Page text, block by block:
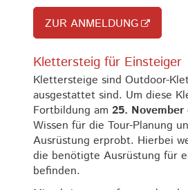
ZUR ANMELDUNG
Klettersteig für Einsteiger
Klettersteige sind Outdoor-
ausgestattet sind. Um diese
Fortbildung am 25. November
Wissen für die Tour-Planung
Ausrüstung erprobt. Hierbei
die benötigte Ausrüstung für
befinden.